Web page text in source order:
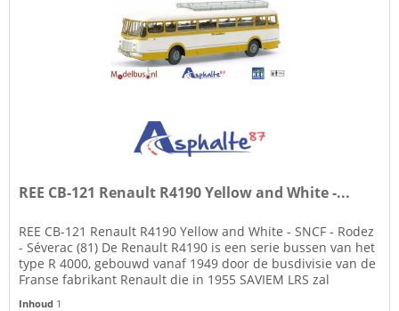
REE CB-121 Renault R4190 Yellow and White -...
REE CB-121 Renault R4190 Yellow and White - SNCF - Rodez
- Séverac (81) De Renault R4190 is een serie bussen van het
type R 4000, gebouwd vanaf 1949 door de busdivisie van de
Franse fabrikant Renault die in 1955 SAVIEM LRS zal
Inhoud 1